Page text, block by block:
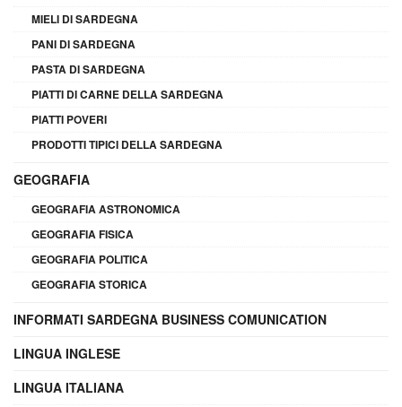
MIELI DI SARDEGNA
PANI DI SARDEGNA
PASTA DI SARDEGNA
PIATTI DI CARNE DELLA SARDEGNA
PIATTI POVERI
PRODOTTI TIPICI DELLA SARDEGNA
GEOGRAFIA
GEOGRAFIA ASTRONOMICA
GEOGRAFIA FISICA
GEOGRAFIA POLITICA
GEOGRAFIA STORICA
INFORMATI SARDEGNA BUSINESS COMUNICATION
LINGUA INGLESE
LINGUA ITALIANA